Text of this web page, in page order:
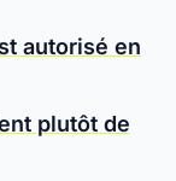
autorisé en
plutôt de